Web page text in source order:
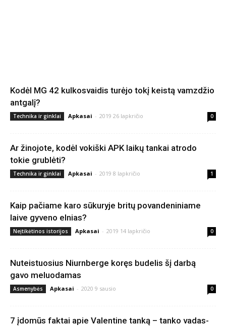
Kodėl MG 42 kulkosvaidis turėjo tokį keistą vamzdžio
antgalį?
Technika ir ginklai Apkasai - 2019 26 lapkričio 0
Ar žinojote, kodėl vokiški APK laikų tankai atrodo
tokie grublėti?
Technika ir ginklai Apkasai - 2019 8 lapkričio 1
Kaip pačiame karo sūkuryje britų povandeniniame
laive gyveno elnias?
Neįtikėtinos istorijos Apkasai - 2019 14 lapkričio 0
Nuteistuosius Niurnberge koręs budelis šį darbą
gavo meluodamas
Asmenybės Apkasai - 2020 9 sausio 0
7 įdomūs faktai apie Valentine tanką – tanko vadas-